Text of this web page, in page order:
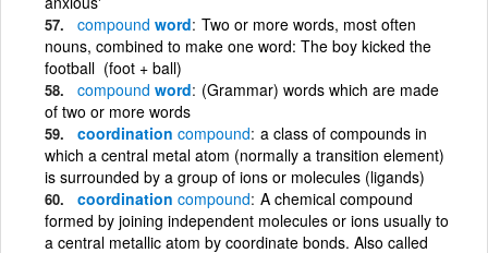
compound word Two or more words, most often
nouns, combined to make one word: The boy kicked the
football (foot + ball)
compound word (Grammar) words which are made
of two or more words
coordination compound a class of compounds in
which a central metal atom (normally a transition element)
is surrounded by a group of ions or molecules (ligands)
coordination compound A chemical compound
formed by joining independent molecules or ions usually to
a central metallic atom by coordinate bonds. Also called